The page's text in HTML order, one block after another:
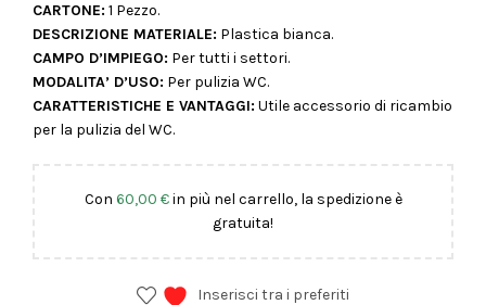
CARTONE: 1 Pezzo.
DESCRIZIONE MATERIALE: Plastica bianca.
CAMPO D’IMPIEGO: Per tutti i settori.
MODALITA’ D’USO: Per pulizia WC.
CARATTERISTICHE E VANTAGGI: Utile accessorio di ricambio
per la pulizia del WC.
Con 60,00 €in più nel carrello, la spedizione è
gratuita!
Inserisci tra i preferiti